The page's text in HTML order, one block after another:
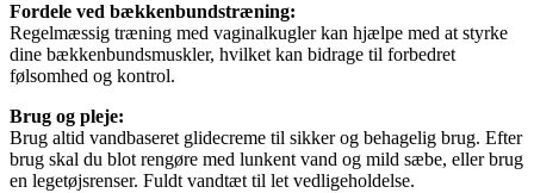
Fordele ved bækkenbundstræning:
Regelmæssig træning med vaginalkugler kan hjælpe med at styrke
dine bækkenbundsmuskler, hvilket kan bidrage til forbedret
følsomhed og kontrol.
Brug og pleje:
Brug altid vandbaseret glidecreme til sikker og behagelig brug. Efter
brug skal du blot rengøre med lunkent vand og mild sæbe, eller brug
en legetøjsrenser. Fuldt vandtæt til let vedligeholdelse.